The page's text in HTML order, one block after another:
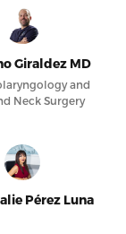
Giraldez MD
and
Neck Surgery
Pérez Luna